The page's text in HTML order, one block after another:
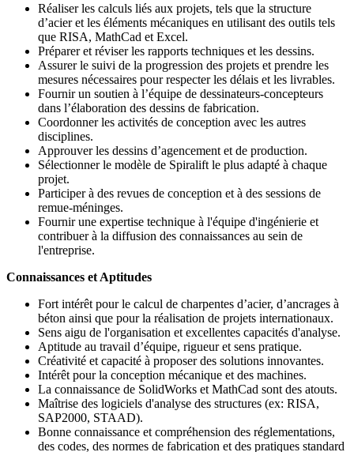
Réaliser les calculs liés aux projets, tels que la structure
d’acier et les éléments mécaniques en utilisant des outils tels
que RISA, MathCad et Excel.
Préparer et réviser les rapports techniques et les dessins.
Assurer le suivi de la progression des projets et prendre les
mesures nécessaires pour respecter les délais et les livrables.
Fournir un soutien à l’équipe de dessinateurs-concepteurs
dans l’élaboration des dessins de fabrication.
Coordonner les activités de conception avec les autres
disciplines.
Approuver les dessins d’agencement et de production.
Sélectionner le modèle de Spiralift le plus adapté à chaque
projet.
Participer à des revues de conception et à des sessions de
remue-méninges.
Fournir une expertise technique à l'équipe d'ingénierie et
contribuer à la diffusion des connaissances au sein de
l'entreprise.
Connaissances et Aptitudes
Fort intérêt pour le calcul de charpentes d’acier, d’ancrages à
béton ainsi que pour la réalisation de projets internationaux.
Sens aigu de l'organisation et excellentes capacités d'analyse.
Aptitude au travail d’équipe, rigueur et sens pratique.
Créativité et capacité à proposer des solutions innovantes.
Intérêt pour la conception mécanique et des machines.
La connaissance de SolidWorks et MathCad sont des atouts.
Maîtrise des logiciels d'analyse des structures (ex: RISA,
SAP2000, STAAD).
Bonne connaissance et compréhension des réglementations,
des codes, des normes de fabrication et des pratiques standard